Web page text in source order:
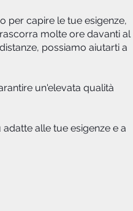
per capire le tue esigenze,
molte ore davanti al
possiamo aiutarti a
un'elevata qualità
alle tue esigenze e a